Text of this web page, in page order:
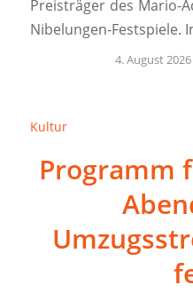
Preisträger des Mario-
Nibelungen-Festspiele.
4. August 2026
Kultur
Programm